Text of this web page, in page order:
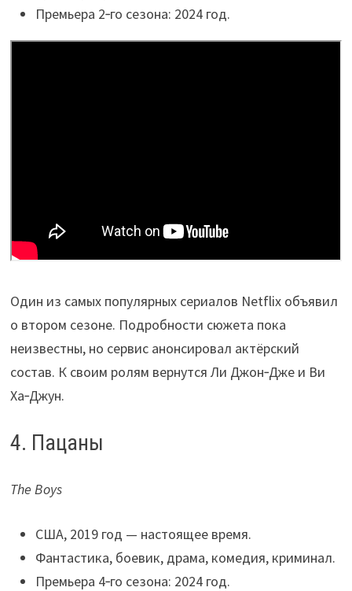
Премьера 2‑го сезона: 2024 год.
Один из самых популярных сериалов Netflix объявил
о втором сезоне. Подробности сюжета пока
неизвестны, но сервис анонсировал актёрский
состав. К своим ролям вернутся Ли Джон‑Дже и Ви
Ха‑Джун.
4. Пацаны
The Boys
США, 2019 год — настоящее время.
Фантастика, боевик, драма, комедия, криминал.
Премьера 4‑го сезона: 2024 год.